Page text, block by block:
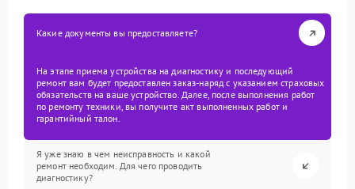
Какие документы вы предоставляете?
На этапе приема устройства на диагностику и последующий
ремонт вам будет предоставлен заказ-наряд с указанием страховых
обязательств на ваше устройство. Далее, после выполнения работ
по ремонту техники, вы получите акт выполненных работ и
гарантийный талон.
Я уже знаю в чем неисправность и какой
ремонт необходим. Для чего проводить
диагностику?